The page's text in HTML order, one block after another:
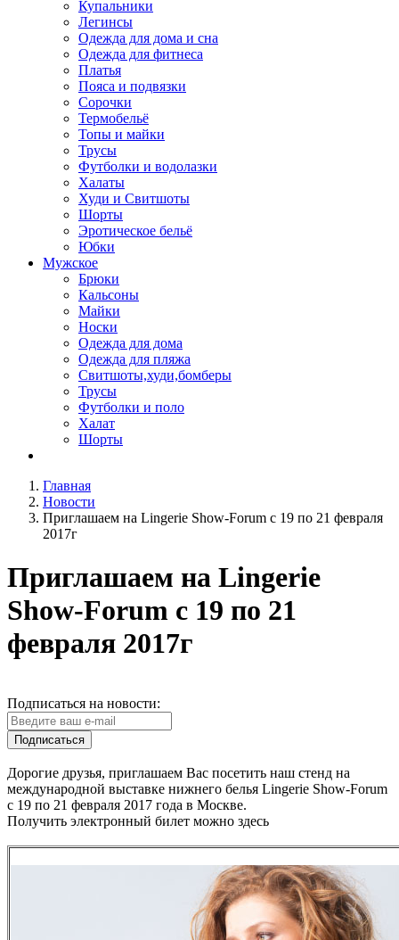
Купальники
Легинсы
Одежда для дома и сна
Одежда для фитнеса
Платья
Пояса и подвязки
Сорочки
Термобельё
Топы и майки
Трусы
Футболки и водолазки
Халаты
Худи и Свитшоты
Шорты
Эротическое бельё
Юбки
Мужское
Брюки
Кальсоны
Майки
Носки
Одежда для дома
Одежда для пляжа
Свитшоты,худи,бомберы
Трусы
Футболки и поло
Халат
Шорты
Главная
Новости
Приглашаем на Lingerie Show-Forum с 19 по 21 февраля
2017г
Приглашаем на Lingerie
Show-Forum с 19 по 21
февраля 2017г
Подписаться на новости:
Подписаться
Дорогие друзья, приглашаем Вас посетить наш стенд на
международной выставке нижнего белья Lingerie Show-Forum
с 19 по 21 февраля 2017 года в Москве.
Получить электронный билет можно здесь